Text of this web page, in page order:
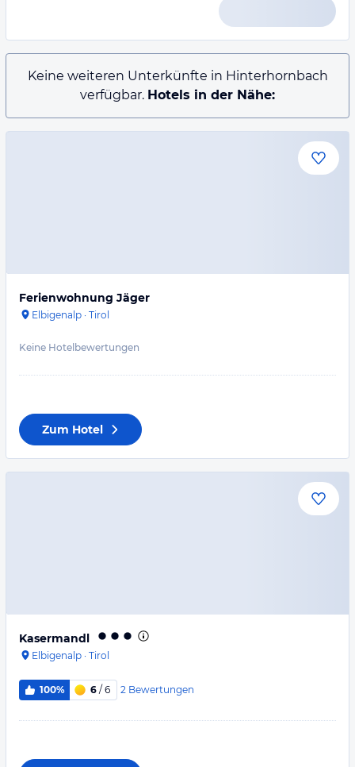
Keine weiteren Unterkünfte in Hinterhornbach
verfügbar. Hotels in der Nähe:
Ferienwohnung Jäger
Elbigenalp · Tirol
Keine Hotelbewertungen
Zum Hotel
Kasermandl
Elbigenalp · Tirol
100% 6 / 6 2 Bewertungen